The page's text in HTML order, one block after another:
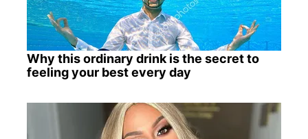
Why this ordinary drink is the secret to
feeling your best every day